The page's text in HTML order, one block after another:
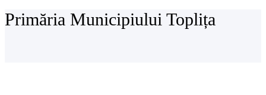
Primăria Municipiului Toplița